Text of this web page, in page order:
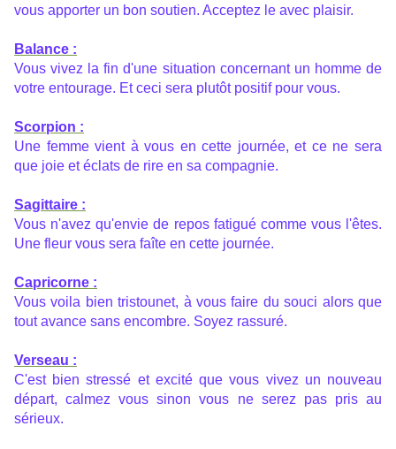
vous apporter un bon soutien. Acceptez le avec plaisir.
Balance :
Vous vivez la fin d'une situation concernant un homme de
votre entourage. Et ceci sera plutôt positif pour vous.
Scorpion :
Une femme vient à vous en cette journée, et ce ne sera
que joie et éclats de rire en sa compagnie.
Sagittaire :
Vous n'avez qu'envie de repos fatigué comme vous l'êtes.
Une fleur vous sera faîte en cette journée.
Capricorne :
Vous voila bien tristounet, à vous faire du souci alors que
tout avance sans encombre. Soyez rassuré.
Verseau :
C'est bien stressé et excité que vous vivez un nouveau
départ, calmez vous sinon vous ne serez pas pris au
sérieux.